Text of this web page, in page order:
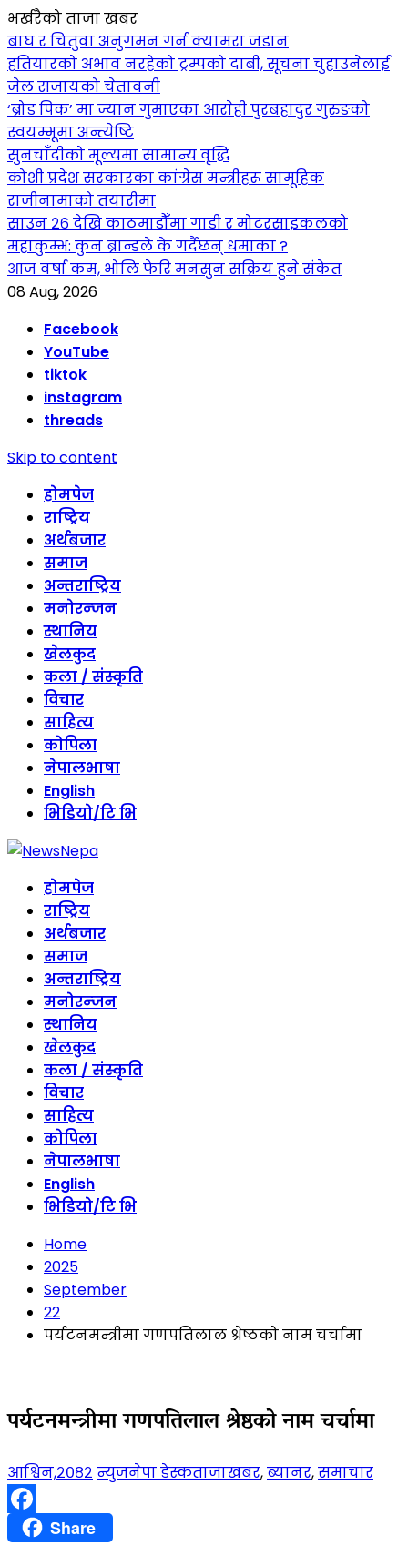
भर्खरैको ताजा खबर
बाघ र चितुवा अनुगमन गर्न क्यामरा जडान
हतियारको अभाव नरहेको ट्रम्पको दाबी, सूचना चुहाउनेलाई
जेल सजायको चेतावनी
‘ब्रोड पिक’ मा ज्यान गुमाएका आराेही पुरबहादुर गुरुङको
स्वयम्भूमा अन्त्येष्टि
सुनचाँदीको मूल्यमा सामान्य वृद्धि
कोशी प्रदेश सरकारका कांग्रेस मन्त्रीहरू सामूहिक
राजीनामाको तयारीमा
साउन २६ देखि काठमाडौँमा गाडी र मोटरसाइकलको
महाकुम्भ: कुन ब्रान्डले के गर्दैछन् धमाका ?
आज वर्षा कम, भोलि फेरि मनसुन सक्रिय हुने संकेत
08 Aug, 2026
Facebook
YouTube
tiktok
instagram
threads
Skip to content
होमपेज
राष्ट्रिय
अर्थबजार
समाज
अन्तराष्ट्रिय
मनोरन्जन
स्थानिय
खेलकुद
कला / संस्कृति
विचार
साहित्य
कोपिला
नेपालभाषा
English
भिडियो/टि भि
होमपेज
राष्ट्रिय
अर्थबजार
समाज
अन्तराष्ट्रिय
मनोरन्जन
स्थानिय
खेलकुद
कला / संस्कृति
विचार
साहित्य
कोपिला
नेपालभाषा
English
भिडियो/टि भि
Home
2025
September
22
पर्यटनमन्त्रीमा गणपतिलाल श्रेष्ठको नाम चर्चामा
पर्यटनमन्त्रीमा गणपतिलाल श्रेष्ठको नाम चर्चामा
आश्विन,२०८२ न्युजनेपा डेस्कताजाखबर,ब्यानर,समाचार
FacebookShare